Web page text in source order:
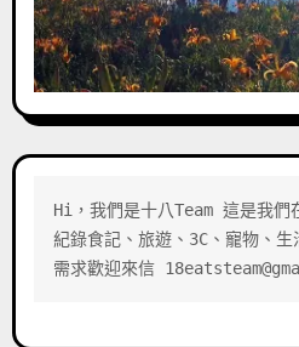
Hi，我們是十八Team 這是我們
紀錄食記、旅遊、3C、寵物、
需求歡迎來信